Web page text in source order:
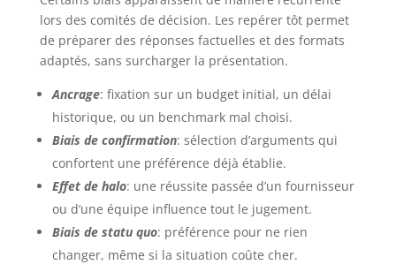
lors des comités de décision. Les repérer tôt permet
de préparer des réponses factuelles et des formats
adaptés, sans surcharger la présentation.
Ancrage: fixation sur un budget initial, un délai
historique, ou un benchmark mal choisi.
Biais de confirmation: sélection d’arguments qui
confortent une préférence déjà établie.
Effet de halo: une réussite passée d’un fournisseur
ou d’une équipe influence tout le jugement.
Biais de statu quo: préférence pour ne rien
changer, même si la situation coûte cher.